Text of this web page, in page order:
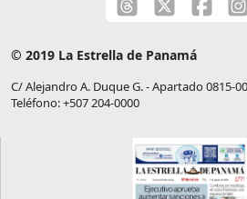
© 2019 La Estrella de Panamá
C/ Alejandro A. Duque G. - Apartado 0815-
Teléfono: +507 204-0000